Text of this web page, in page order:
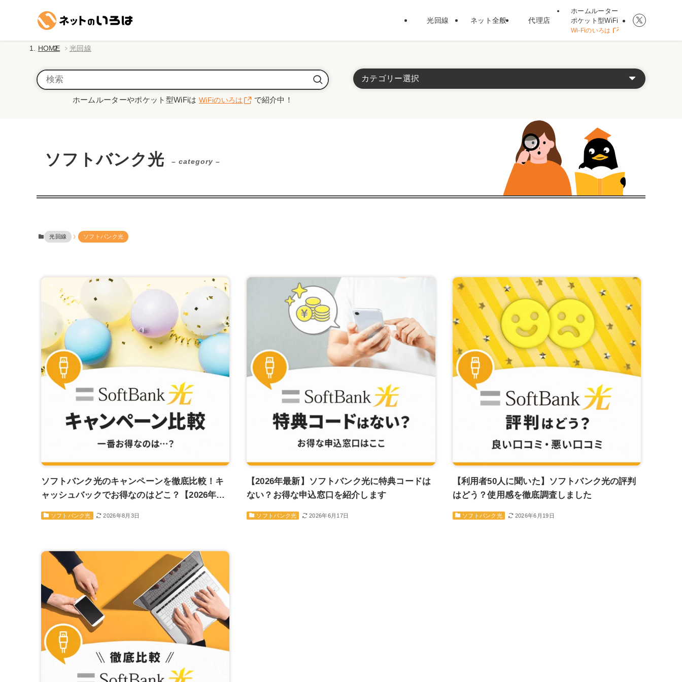
光回線 ネット全般 代理店
ホームルーター
ポケット型WiFi
Wi-Fiのいろは
HOME 光回線
ホームルーターやポケット型WiFiは WiFiのいろは で紹介中！
カテゴリー選択
ホームルーター / ポケット型WiFi
ソフトバンク光 – category –
光回線 ソフトバンク光
ソフトバンク光のキャンペーンを徹底比較！キ
ャッシュバックでお得なのはどこ？【2026年8
2026年8月3日
ソフトバンク光
【2026年最新】ソフトバンク光に特典コードは
ない？お得な申込窓口を紹介します
2026年6月17日
ソフトバンク光
【利用者50人に聞いた】ソフトバンク光の評判
はどう？使用感を徹底調査しました
2026年6月19日
ソフトバンク光